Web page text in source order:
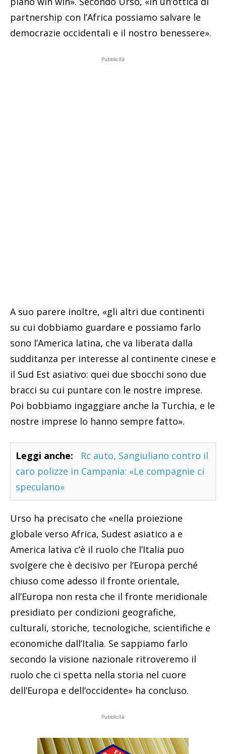
partnership con l’Africa possiamo salvare le
democrazie occidentali e il nostro benessere».
Pubblicità
A suo parere inoltre, «gli altri due continenti
su cui dobbiamo guardare e possiamo farlo
sono l’America latina, che va liberata dalla
sudditanza per interesse al continente cinese e
il Sud Est asiativo: quei due sbocchi sono due
bracci su cui puntare con le nostre imprese.
Poi bobbiamo ingaggiare anche la Turchia, e le
nostre imprese lo hanno sempre fatto».
Leggi anche:
Rc auto, Sangiuliano contro il
caro polizze in Campania: «Le compagnie ci
speculano»
Urso ha precisato che «nella proiezione
globale verso Africa, Sudest asiatico a e
America lativa c’è il ruolo che l’Italia puo
svolgere che è decisivo per l’Europa perché
chiuso come adesso il fronte orientale,
all’Europa non resta che il fronte meridionale
presidiato per condizioni geografiche,
culturali, storiche, tecnologiche, scientifiche e
economiche dall’Italia. Se sappiamo farlo
secondo la visione nazionale ritroveremo il
ruolo che ci spetta nella storia nel cuore
dell’Europa e dell’occidente» ha concluso.
Pubblicità